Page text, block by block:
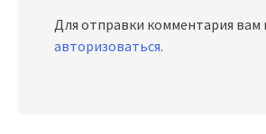
Для отправки комментария вам
авторизоваться.